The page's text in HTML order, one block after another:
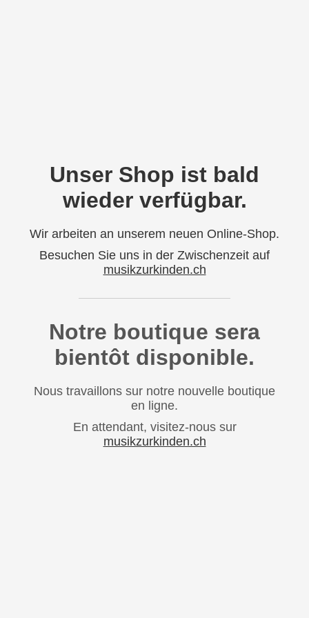
Unser Shop ist bald
wieder verfügbar.
Wir arbeiten an unserem neuen Online-Shop.
Besuchen Sie uns in der Zwischenzeit auf
musikzurkinden.ch
Notre boutique sera
bientôt disponible.
Nous travaillons sur notre nouvelle boutique
en ligne.
En attendant, visitez-nous sur
musikzurkinden.ch